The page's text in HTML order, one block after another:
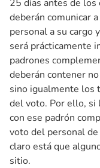
25 días antes de los
deberán comunicar
personal a su cargo
será prácticamente
padrones
deberán contener
sino igualmente los
del voto. Por ello, si
con ese padrón
voto del personal
claro está que
sitio.